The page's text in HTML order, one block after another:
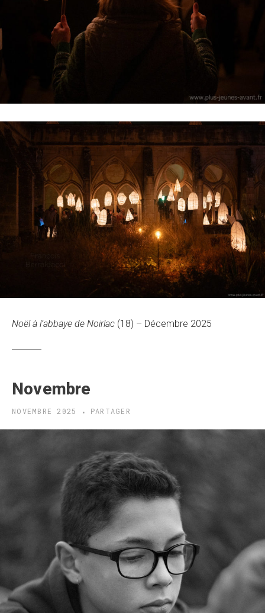
Noël à l’abbaye de Noirlac (18) – Décembre 2025
Novembre
NOVEMBRE 2025 PARTAGER